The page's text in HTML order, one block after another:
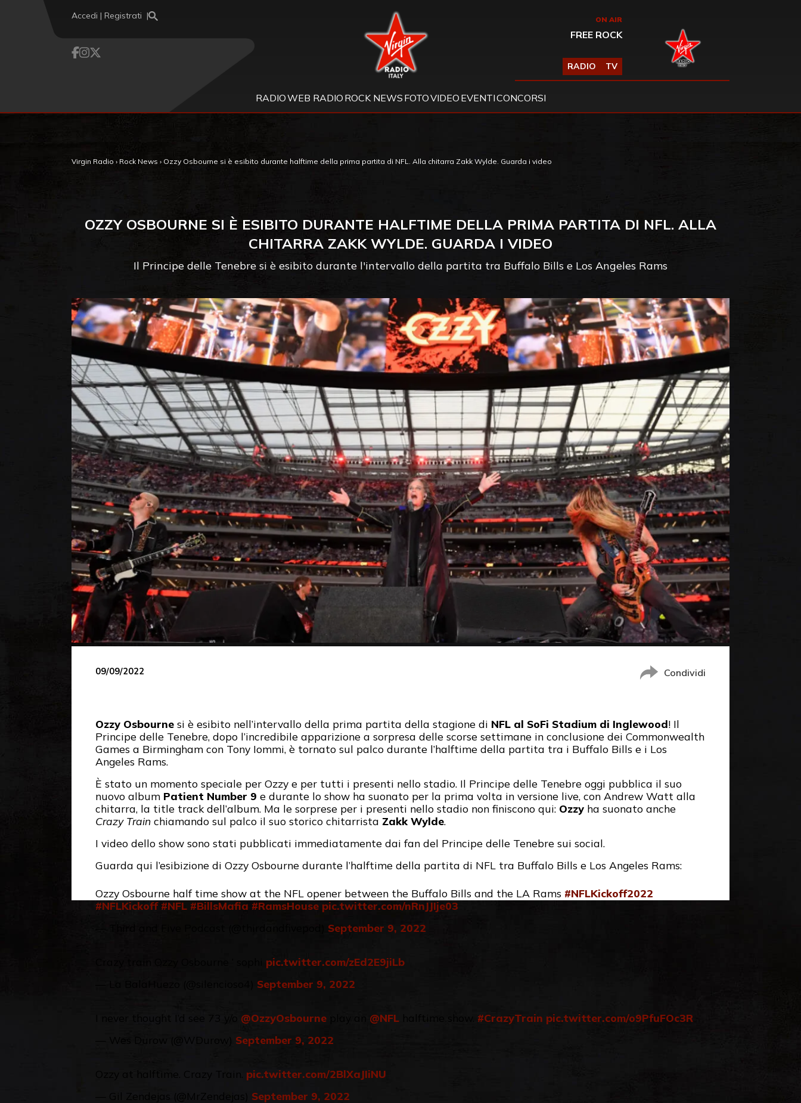
Accedi | Registrati Virgin Radio ON AIR
FREE ROCK
RADIO TV
RADIOWEB RADIO ROCK NEWS FOTOVIDEO EVENTICONCORSI
Virgin Radio › Rock News › Ozzy Osbourne si è esibito durante halftime della prima partita di NFL. Alla chitarra Zakk Wylde. Guarda i video
OZZY OSBOURNE SI È ESIBITO DURANTE HALFTIME DELLA PRIMA PARTITA DI NFL. ALLA
CHITARRA ZAKK WYLDE. GUARDA I VIDEO
Il Principe delle Tenebre si è esibito durante l'intervallo della partita tra Buffalo Bills e Los Angeles Rams
09/09/2022 Condividi
Ozzy Osbourne si è esibito nell’intervallo della prima partita della stagione di NFL al SoFi Stadium di Inglewood! Il
Principe delle Tenebre, dopo l’incredibile apparizione a sorpresa delle scorse settimane in conclusione dei Commonwealth
Games a Birmingham con Tony Iommi, è tornato sul palco durante l’halftime della partita tra i Buffalo Bills e i Los
Angeles Rams.
È stato un momento speciale per Ozzy e per tutti i presenti nello stadio. Il Principe delle Tenebre oggi pubblica il suo
nuovo album Patient Number 9 e durante lo show ha suonato per la prima volta in versione live, con Andrew Watt alla
chitarra, la title track dell’album. Ma le sorprese per i presenti nello stadio non finiscono qui: Ozzy ha suonato anche
Crazy Train chiamando sul palco il suo storico chitarrista Zakk Wylde.
I video dello show sono stati pubblicati immediatamente dai fan del Principe delle Tenebre sui social.
Guarda qui l’esibizione di Ozzy Osbourne durante l’halftime della partita di NFL tra Buffalo Bills e Los Angeles Rams:
Ozzy Osbourne half time show at the NFL opener between the Buffalo Bills and the LA Rams #NFLKickoff2022
#NFLKickoff #NFL #BillsMafia #RamsHouse pic.twitter.com/nRnJJIje03
September 9, 2022
pic.twitter.com/zEd2E9jiLb
September 9, 2022
@OzzyOsbourne @NFL #CrazyTrain pic.twitter.com/o9PfuFOc3R
— Wes Durow (@WDurow) September 9, 2022
pic.twitter.com/2BlXaJIiNU
September 9, 2022